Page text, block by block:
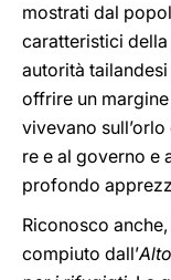
mostrati dal
caratteristici
autorità
offrire un
vivevano
re e al governo e
profondo
Riconosco
compiuto dall’